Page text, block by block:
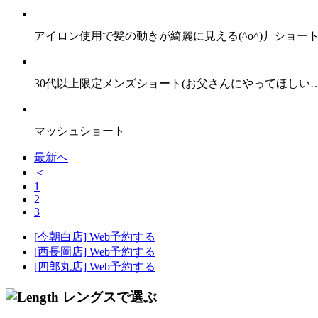
アイロン使用で髪の動きが綺麗に見える(^o^)丿ショー
30代以上限定メンズショート(お父さんにやってほしい
マッシュショート
最新へ
＜
1
2
3
[今朝白店] Web予約する
[西長岡店] Web予約する
[四郎丸店] Web予約する